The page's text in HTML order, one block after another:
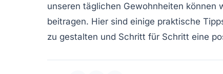
unseren täglichen Gewohnheiten können
beitragen. Hier sind einige praktische
zu gestalten und Schritt für Schritt eine